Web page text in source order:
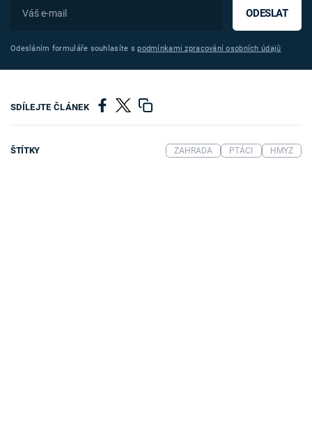
ODESLAT
Odesláním formuláře souhlasíte spodmínkami zpracování osobních údajů
SDÍLEJTE ČLÁNEK
ŠTÍTKY ZAHRADA PTÁCI HMYZ